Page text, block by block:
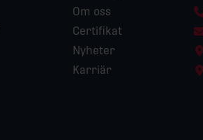
Om oss
Certifikat
Nyheter
Karriär